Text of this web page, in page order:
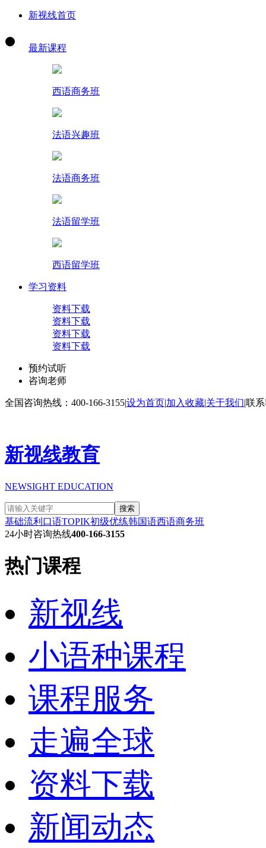
新视线首页
最新课程
西语商务班
法语兴趣班
法语商务班
法语留学班
西语留学班
学习资料
资料下载
资料下载
资料下载
资料下载
预约试听
咨询老师
全国咨询热线：400-166-3155|设为首页|加入收藏|关于我们|联
新视线教育
NEWSIGHT EDUCATION
搜索
基础流利口语TOPIK初级优练韩国语西语商务班
24小时咨询热线400-166-3155
热门课程
新视线
小语种课程
课程服务
走遍全球
资料下载
新闻动态